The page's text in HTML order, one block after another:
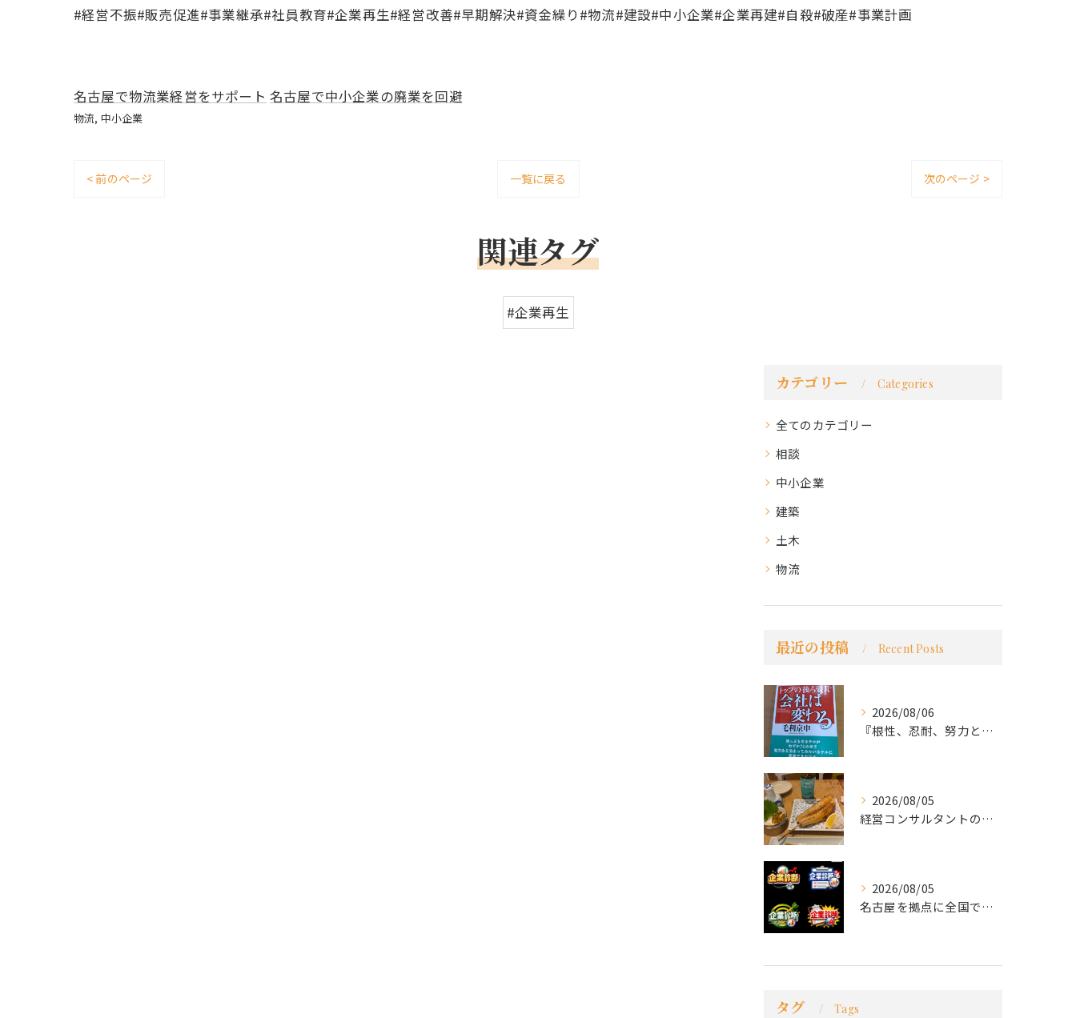
#経営不振#販売促進#事業継承#社員教育#企業再生#経営改善#早期解決#資金繰り#物流#建設#中小企業#企業再建#自殺#破産#事業計画
名古屋で物流業経営をサポート 名古屋で中小企業の廃業を回避
物流 中小企業
< 前のページ 一覧に戻る 次のページ >
関連タグ
#企業再生
カテゴリー Categories
全てのカテゴリー
相談
中小企業
建築
土木
物流
最近の投稿 Recent Posts
2026/08/06
『根性、忍耐、努力という言葉は死語なのか』
2026/08/05
経営コンサルタントのモーちゃん・毛利京申です。
2026/08/05
名古屋を拠点に全国で活動する 経営コンサルタントの 毛利京申...
タグ Tags